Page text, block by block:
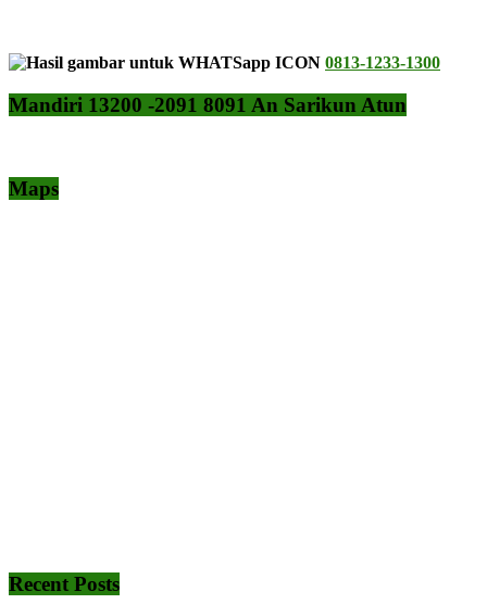
0813-1233-1300
Mandiri 13200 -2091 8091 An Sarikun Atun
Maps
Recent Posts